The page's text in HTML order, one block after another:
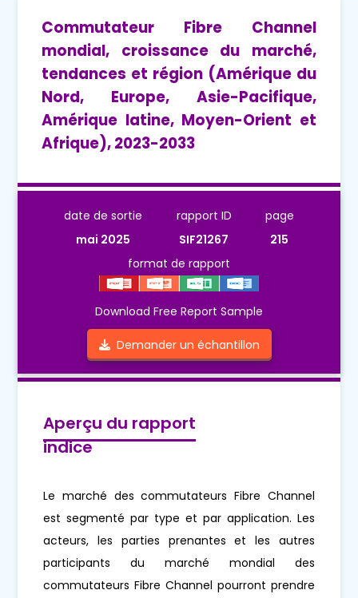
Commutateur Fibre Channel
mondial, croissance du marché,
tendances et région (Amérique du
Nord, Europe, Asie-Pacifique,
Amérique latine, Moyen-Orient et
Afrique), 2023-2033
date de sortie
mai 2025
rapport ID
SIF21267
page
215
format de rapport
Download Free Report Sample
Demander un échantillon
Aperçu du rapport
indice
Le marché des commutateurs Fibre Channel
est segmenté par type et par application. Les
acteurs, les parties prenantes et les autres
participants du marché mondial des
commutateurs Fibre Channel pourront prendre